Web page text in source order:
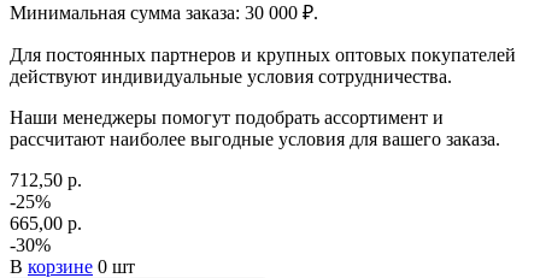
Минимальная сумма заказа: 30 000 ₽.
Для постоянных партнеров и крупных оптовых покупателей
действуют индивидуальные условия сотрудничества.
Наши менеджеры помогут подобрать ассортимент и
рассчитают наиболее выгодные условия для вашего заказа.
712,50 р.
-25%
665,00 р.
-30%
В корзине 0 шт